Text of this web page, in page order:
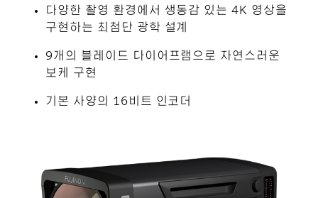
다양한 촬영 환경에서 생동감 있는 4K 영상을
구현하는 최첨단 광학 설계
9개의 블레이드 다이어프램으로 자연스러운
보케 구현
기본 사양의 16비트 인코더